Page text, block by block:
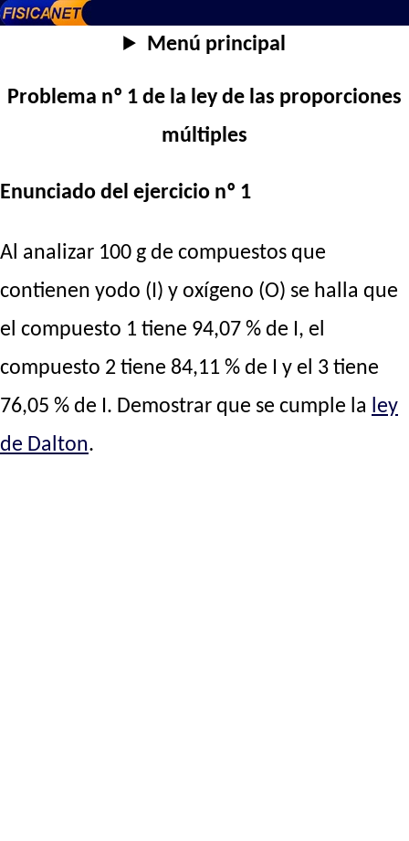
Menú principal
Problema nº 1 de la ley de las proporciones
múltiples
Enunciado del ejercicio nº 1
Al analizar 100 g de compuestos que
contienen yodo (I) y oxígeno (O) se halla que
el compuesto 1 tiene 94,07 % de I, el
compuesto 2 tiene 84,11 % de I y el 3 tiene
76,05 % de I. Demostrar que se cumple la ley
de Dalton.